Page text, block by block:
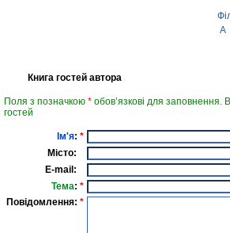
А
Книга гостей автора
Поля з позначкою * обов’язкові для
гостей
Ім'я: *
Місто:
E-mail:
Тема: *
Повідомлення: *